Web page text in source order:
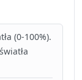
(0-100%).